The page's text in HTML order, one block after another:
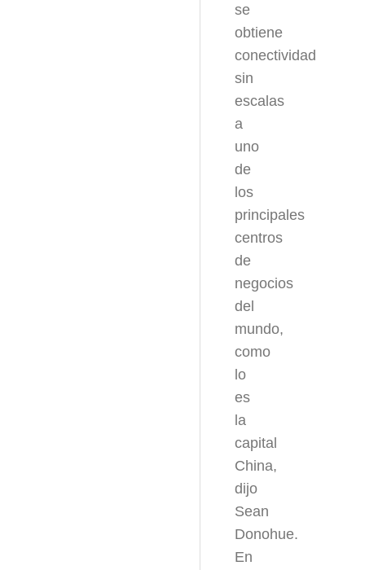
se
obtiene
conectividad
sin
escalas
a
uno
de
los
principales
centros
de
negocios
del
mundo,
como
lo
es
la
capital
China,
dijo
Sean
Donohue.
En